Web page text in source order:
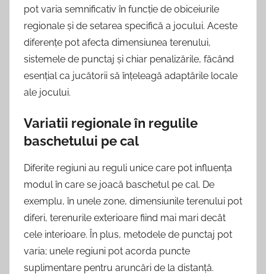
pot varia semnificativ în funcție de obiceiurile
regionale și de setarea specifică a jocului. Aceste
diferențe pot afecta dimensiunea terenului,
sistemele de punctaj și chiar penalizările, făcând
esențial ca jucătorii să înțeleagă adaptările locale
ale jocului.
Variatii regionale în regulile
baschetului pe cal
Diferite regiuni au reguli unice care pot influența
modul în care se joacă baschetul pe cal. De
exemplu, în unele zone, dimensiunile terenului pot
diferi, terenurile exterioare fiind mai mari decât
cele interioare. În plus, metodele de punctaj pot
varia; unele regiuni pot acorda puncte
suplimentare pentru aruncări de la distanță.